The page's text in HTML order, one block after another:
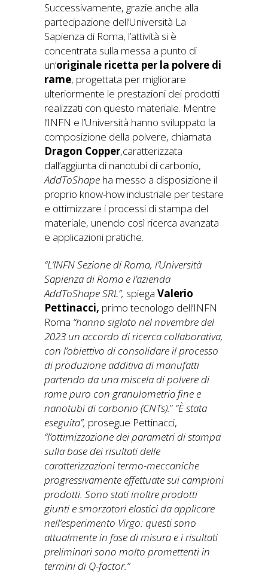
Successivamente, grazie anche alla
partecipazione dell’Università La
Sapienza di Roma, l’attività si è
concentrata sulla messa a punto di
un’originale ricetta per la polvere di
rame, progettata per migliorare
ulteriormente le prestazioni dei prodotti
realizzati con questo materiale. Mentre
l’INFN e l’Università hanno sviluppato la
composizione della polvere, chiamata
Dragon Copper,caratterizzata
dall’aggiunta di nanotubi di carbonio,
AddToShape ha messo a disposizione il
proprio know-how industriale per testare
e ottimizzare i processi di stampa del
materiale, unendo così ricerca avanzata
e applicazioni pratiche.
“L’INFN Sezione di Roma, l’Università
Sapienza di Roma e l’azienda
AddToShape SRL”, spiega Valerio
Pettinacci, primo tecnologo dell’INFN
Roma “hanno siglato nel novembre del
2023 un accordo di ricerca collaborativa,
con l’obiettivo di consolidare il processo
di produzione additiva di manufatti
partendo da una miscela di polvere di
rame puro con granulometria fine e
nanotubi di carbonio (CNTs).” “È stata
eseguita”, prosegue Pettinacci,
“l’ottimizzazione dei parametri di stampa
sulla base dei risultati delle
caratterizzazioni termo-meccaniche
progressivamente effettuate sui campioni
prodotti. Sono stati inoltre prodotti
giunti e smorzatori elastici da applicare
nell’esperimento Virgo: questi sono
attualmente in fase di misura e i risultati
preliminari sono molto promettenti in
termini di Q-factor.”